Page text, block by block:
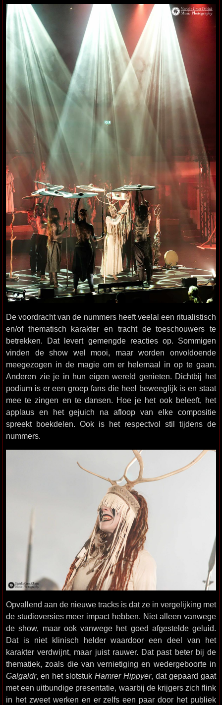
De voordracht van de nummers heeft veelal een ritualistisch
en/of thematisch karakter en tracht de toeschouwers te
betrekken. Dat levert gemengde reacties op. Sommigen
vinden de show wel mooi, maar worden onvoldoende
meegezogen in de magie om er helemaal in op te gaan.
Anderen zie je in hun eigen wereld genieten. Dichtbij het
podium is er een groep fans die heel beweeglijk is en staat
mee te zingen en te dansen. Hoe je het ook beleeft, het
applaus en het gejuich na afloop van elke compositie
spreekt boekdelen. Ook is het respectvol stil tijdens de
nummers.
Opvallend aan de nieuwe tracks is dat ze in vergelijking met
de studioversies meer impact hebben. Niet alleen vanwege
de show, maar ook vanwege het goed afgestelde geluid.
Dat is niet klinisch helder waardoor een deel van het
karakter verdwijnt, maar juist rauwer. Dat past beter bij de
thematiek, zoals die van vernietiging en wedergeboorte in
Galgaldr, en het slotstuk Hamrer Hippyer, dat gepaard gaat
met een uitbundige presentatie, waarbij de krijgers zich flink
in het zweet werken en er zelfs een paar door het publiek